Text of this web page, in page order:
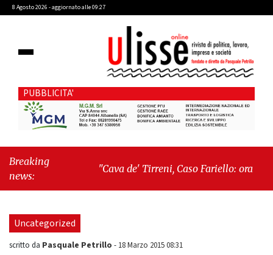
8 Agosto 2026 - aggiornato alle 09:27
PUBBLICITA'
Breaking
news:
"Cava de' Tirreni, Caso Fariello: ora torniamo
Uncategorized
scritto da Pasquale Petrillo - 18 Marzo 2015 08:31